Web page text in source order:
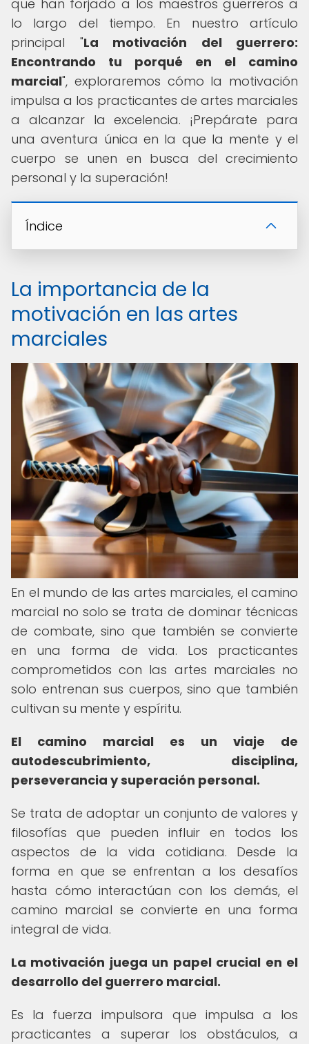
que han forjado a los maestros guerreros a
lo largo del tiempo. En nuestro artículo
principal "La motivación del guerrero:
Encontrando tu porqué en el camino
marcial", exploraremos cómo la motivación
impulsa a los practicantes de artes marciales
a alcanzar la excelencia. ¡Prepárate para
una aventura única en la que la mente y el
cuerpo se unen en busca del crecimiento
personal y la superación!
Índice
La importancia de la
motivación en las artes
marciales
En el mundo de las artes marciales, el camino
marcial no solo se trata de dominar técnicas
de combate, sino que también se convierte
en una forma de vida. Los practicantes
comprometidos con las artes marciales no
solo entrenan sus cuerpos, sino que también
cultivan su mente y espíritu.
El camino marcial es un viaje de
autodescubrimiento, disciplina,
perseverancia y superación personal.
Se trata de adoptar un conjunto de valores y
filosofías que pueden influir en todos los
aspectos de la vida cotidiana. Desde la
forma en que se enfrentan a los desafíos
hasta cómo interactúan con los demás, el
camino marcial se convierte en una forma
integral de vida.
La motivación juega un papel crucial en el
desarrollo del guerrero marcial.
Es la fuerza impulsora que impulsa a los
practicantes a superar los obstáculos, a